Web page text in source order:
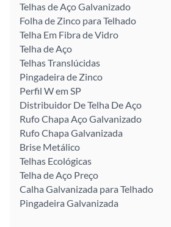
Telhas de Aço Galvanizado
Folha de Zinco para Telhado
Telha Em Fibra de Vidro
Telha de Aço
Telhas Translúcidas
Pingadeira de Zinco
Perfil W em SP
Distribuidor De Telha De Aço
Rufo Chapa Aço Galvanizado
Rufo Chapa Galvanizada
Brise Metálico
Telhas Ecológicas
Telha de Aço Preço
Calha Galvanizada para Telhado
Pingadeira Galvanizada